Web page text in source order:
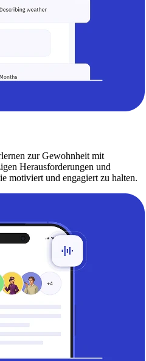
zur Gewohnheit mit
Herausforderungen und
motiviert und engagiert zu halten.